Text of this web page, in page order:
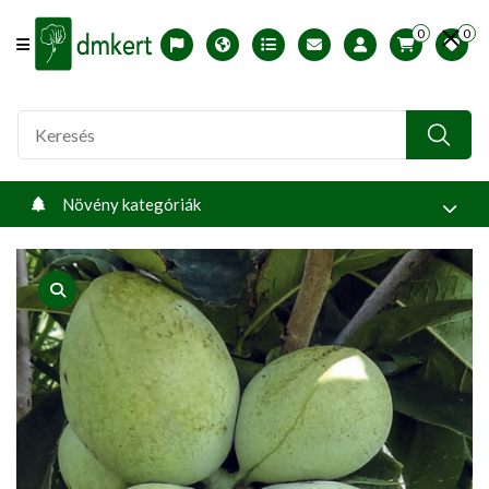
Offcanvas Menu Open
English version
Télállósági zónák
Nyomtatható ABC árjegyzék
Profilom
0 0
Növény kategóriák
product view